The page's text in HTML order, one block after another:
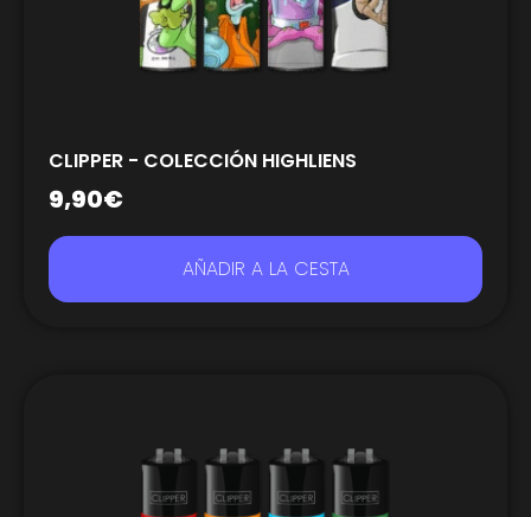
CLIPPER - COLECCIÓN HIGHLIENS
9,90€
AÑADIR A LA CESTA